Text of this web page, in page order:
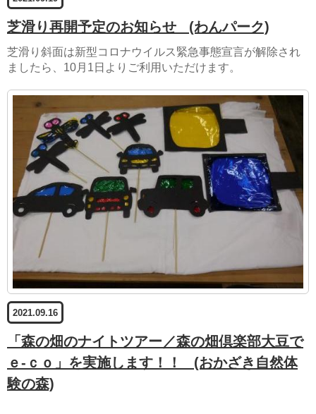
芝滑り再開予定のお知らせ (わんパーク)
芝滑り斜面は新型コロナウイルス緊急事態宣言が解除され
ましたら、10月1日よりご利用いただけます。
2021.09.16
「森の畑のナイトツアー／森の畑倶楽部大豆で
ｅ-ｃｏ」を実施します！！ (おかざき自然体
験の森)